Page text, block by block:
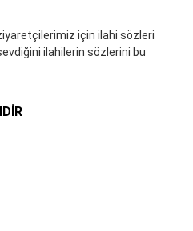
için ilahi sözleri
ilahilerin sözlerini bu